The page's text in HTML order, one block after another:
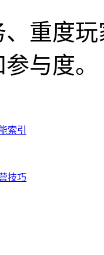
重度
与度。
索引
技巧